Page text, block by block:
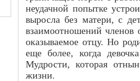
неудачной попытке
выросла без матери, с
взаимоотношений членов
оказываемое отцу. Но
еще более, когда
Мудрости, которая
жизни.